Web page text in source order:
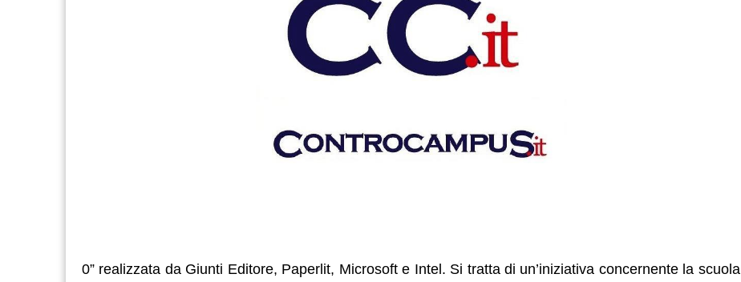
0” realizzata da Giunti Editore, Paperlit, Microsoft e Intel. Si tratta di un’iniziativa concernente la scuola